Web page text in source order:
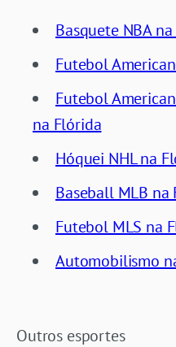
Basquete NBA
Futebol
Futebol
na Flórida
Hóquei NHL na
Baseball MLB na
Futebol MLS na
Automobilismo
Outros esportes